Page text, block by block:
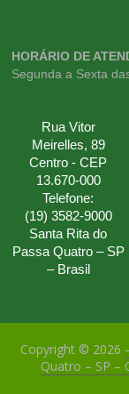
HORÁRIO DE
Segunda a Sexta
Rua Vitor
Meirelles, 89
Centro - CEP
13.670-000
Telefone:
(19) 3582-9000
Santa Rita do
Passa Quatro – SP
– Brasil
Copyright © 2026
Quatro – SP –